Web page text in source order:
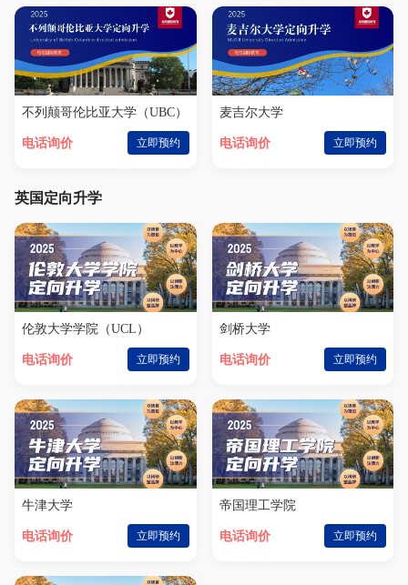
不列颠哥伦比亚大学（UBC）
电话询价 立即预约
麦吉尔大学
电话询价 立即预约
英国定向升学
伦敦大学学院（UCL）
电话询价 立即预约
剑桥大学
电话询价 立即预约
牛津大学
电话询价 立即预约
帝国理工学院
电话询价 立即预约